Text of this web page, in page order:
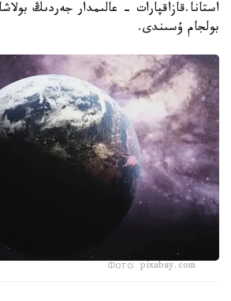
استانا.قازاقپارات - عالىمدار جەردىڭ
بولجام ۇسىندى.
Фото: pixabay.com